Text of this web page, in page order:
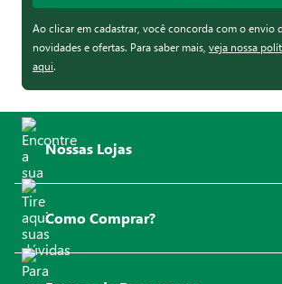
Ao clicar em cadastrar, você concorda com o envio
novidades e ofertas. Para saber mais, veja nossa
aqui.
Nossas Lojas
Como Comprar?